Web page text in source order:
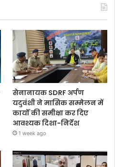
सेनानायक SDRF अर्पण
यदुवंशी ने मासिक सम्मेलन में
कार्यों की समीक्षा कर दिए
आवश्यक दिशा-निर्देश
1 week ago